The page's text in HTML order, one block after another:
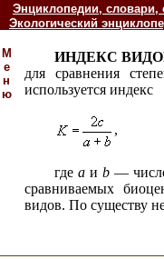
Энциклопедии, словари,
Экологический
М
е
н
ю
ИНДЕКС
для сравнения
используется индекс
,
гдеа иb —
сравниваемых
видов. По существу